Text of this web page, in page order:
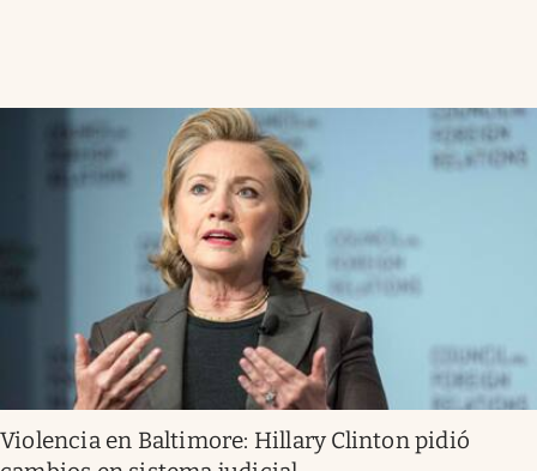
Violencia en Baltimore: Hillary Clinton pidió